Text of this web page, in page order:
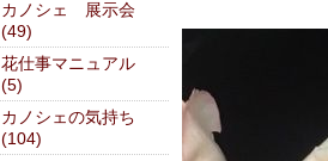
カノシェ 展示会
(49)
花仕事マニュアル
(5)
カノシェの気持ち
(104)